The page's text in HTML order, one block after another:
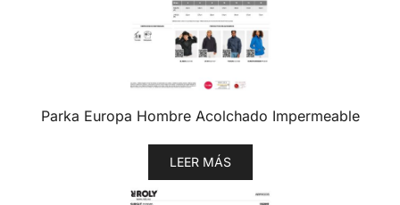
Parka Europa Hombre Acolchado Impermeable
LEER MÁS